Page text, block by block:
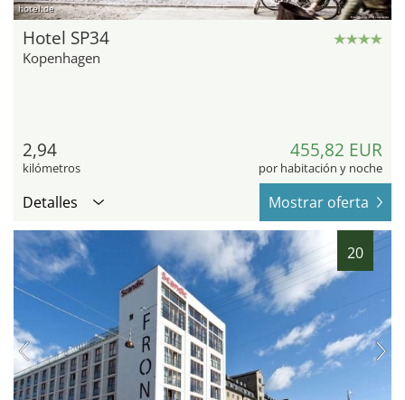
hotel.de
Hotel SP34
Kopenhagen
2,94
kilómetros
455,82 EUR
por habitación y noche
Detalles Mostrar oferta
20